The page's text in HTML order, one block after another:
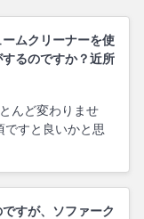
ムクリーナーを使
るのですか？近所
んど変わりませ
ですと良いかと思
すが、ソファーク